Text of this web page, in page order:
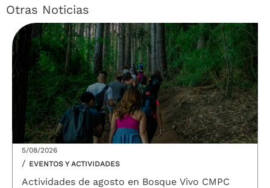
Otras Noticias
5/08/2026
/ EVENTOS Y ACTIVIDADES
Actividades de agosto en Bosque Vivo CMPC